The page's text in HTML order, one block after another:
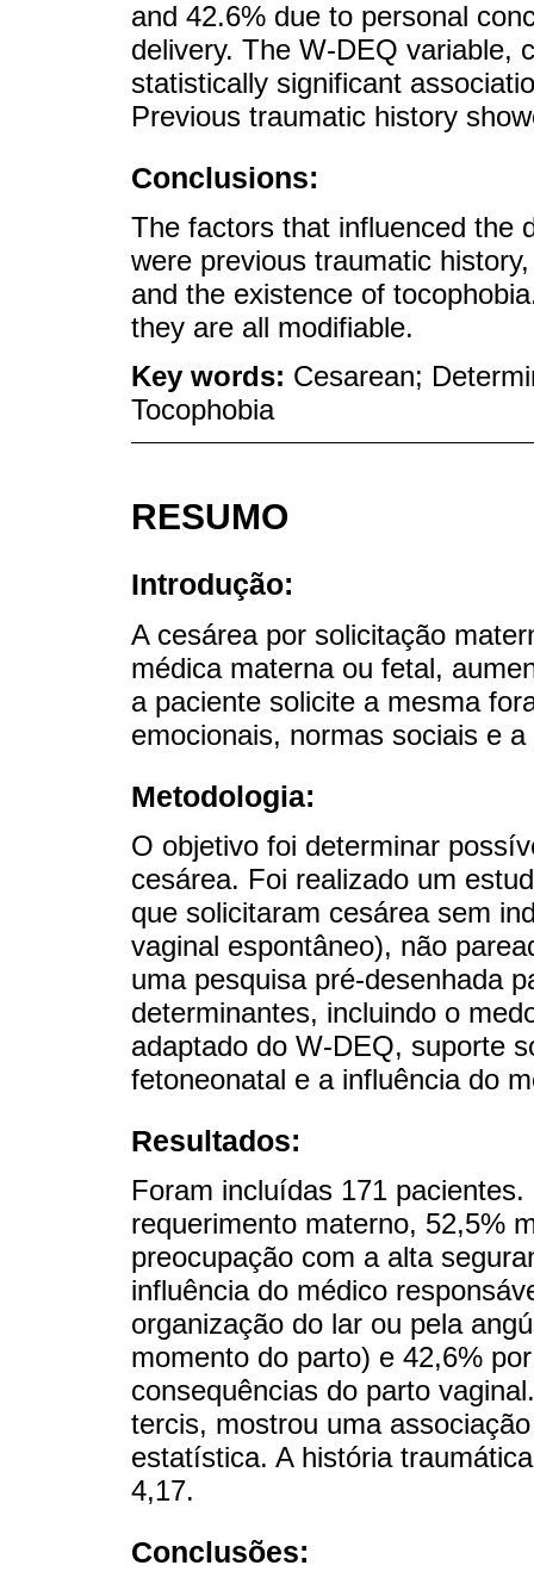
and 42.6% due to personal
delivery. The W-DEQ variable,
statistically significant
Previous traumatic history
Conclusions:
The factors that influenced the
were previous traumatic
and the existence of
they are all modifiable.
Key words: Cesarean;
Tocophobia
RESUMO
Introdução:
A cesárea por solicitação
médica materna ou fetal,
a paciente solicite a mesma
emocionais, normas sociais e
Metodologia:
O objetivo foi determinar
cesárea. Foi realizado um
que solicitaram cesárea sem
vaginal espontâneo), não
uma pesquisa pré-desenhada
determinantes, incluindo o
adaptado do W-DEQ, suporte
fetoneonatal e a influência do
Resultados:
Foram incluídas 171
requerimento materno, 52,5%
preocupação com a alta
influência do médico
organização do lar ou pela
momento do parto) e 42,6%
consequências do parto
tercis, mostrou uma
estatística. A história
4,17.
Conclusões: